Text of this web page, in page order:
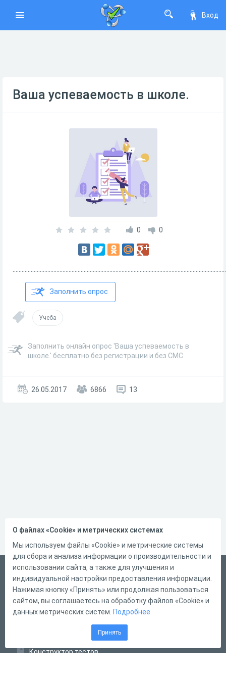
Вход
Ваша успеваемость в школе.
0 0
Заполнить опрос
Учеба
Заполнить онлайн опрос 'Ваша успеваемость в
школе.' бесплатно без регистрации и без СМС
26.05.2017 6866 13
Русский
Справка
Форма обратной связи
Конструктор тестов
О файлах «Cookie» и метрических системах
Мы используем файлы «Cookie» и метрические системы
для сбора и анализа информации о производительности и
использовании сайта, а также для улучшения и
индивидуальной настройки предоставления информации.
Нажимая кнопку «Принять» или продолжая пользоваться
сайтом, вы соглашаетесь на обработку файлов «Cookie» и
данных метрических систем. Подробнее
Принять